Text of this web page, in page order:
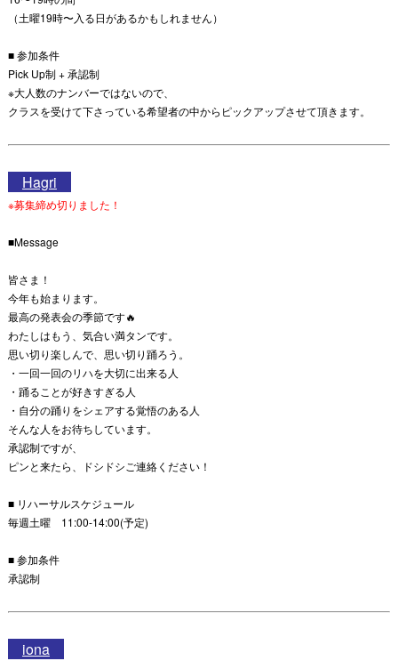
（土曜19時〜入る日があるかもしれません）
■ 参加条件
Pick Up制 + 承認制
※大人数のナンバーではないので、
クラスを受けて下さっている希望者の中からピックアップさせて頂きます。
Hagri
※募集締め切りました！
■Message
皆さま！
今年も始まります。
最高の発表会の季節です🔥
わたしはもう、気合い満タンです。
思い切り楽しんで、思い切り踊ろう。
・一回一回のリハを大切に出来る人
・踊ることが好きすぎる人
・自分の踊りをシェアする覚悟のある人
そんな人をお待ちしています。
承認制ですが、
ピンと来たら、ドシドシご連絡ください！
■ リハーサルスケジュール
毎週土曜 11:00-14:00(予定)
■ 参加条件
承認制
iona